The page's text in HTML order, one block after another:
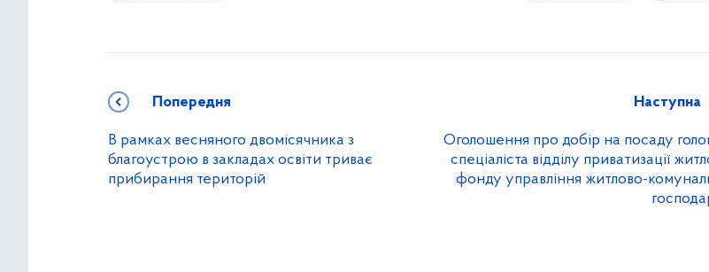
Попередня
В рамках весняного двомісячника з
благоустрою в закладах освіти триває
прибирання територій
Наступна
Оголошення про добір на посаду
спеціаліста відділу приватизації
фонду управління житлово-